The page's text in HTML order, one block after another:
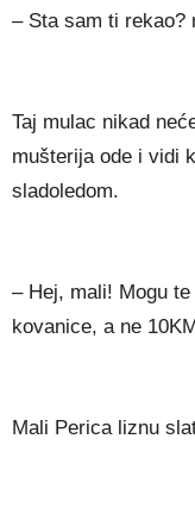
– Sta sam ti rekao?
Taj mulac nikad
mušterija ode i vidi
sladoledom.
– Hej, mali! Mogu
kovanice, a ne
Mali Perica liznu